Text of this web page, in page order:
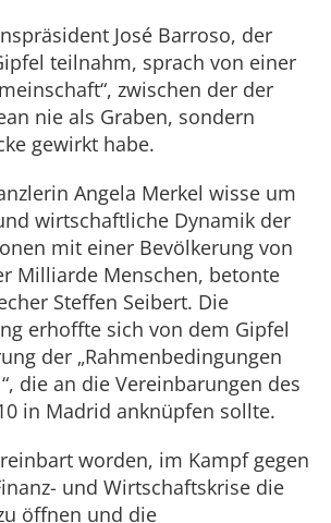
José Barroso, der
teilnahm, sprach von einer
zwischen der der
nie als Graben, sondern
gewirkt habe.
Angela Merkel wisse um
wirtschaftliche Dynamik der
mit einer Bevölkerung von
Milliarde Menschen, betonte
Steffen Seibert. Die
erhoffte sich von dem Gipfel
der „Rahmenbedingungen
die an die Vereinbarungen des
in Madrid anknüpfen sollte.
worden, im Kampf gegen
und Wirtschaftskrise die
öffnen und die